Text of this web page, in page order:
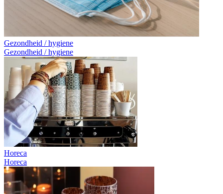
Gezondheid / hygiene
Gezondheid / hygiene
Horeca
Horeca